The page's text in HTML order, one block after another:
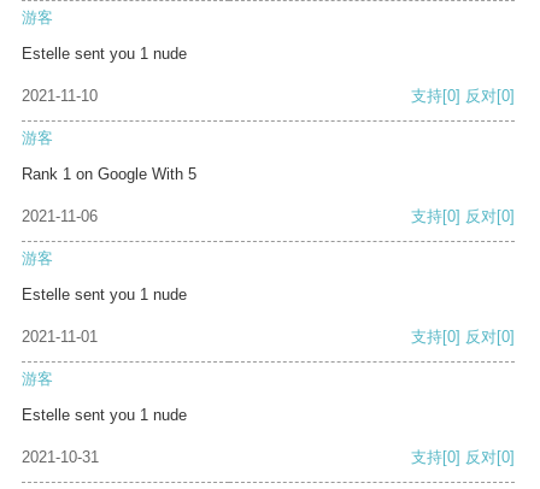
游客
Estelle sent you 1 nude
2021-11-10 支持[0] 反对[0]
游客
Rank 1 on Google With 5
2021-11-06 支持[0] 反对[0]
游客
Estelle sent you 1 nude
2021-11-01 支持[0] 反对[0]
游客
Estelle sent you 1 nude
2021-10-31 支持[0] 反对[0]